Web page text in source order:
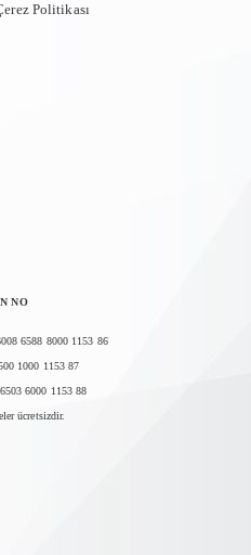
Politikası
NO
6588 8000 1153 86
1000 1153 87
6000 1153 88
ücretsizdir.